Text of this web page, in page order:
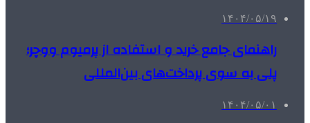
۱۴۰۴/۰۵/۱۹
راهنمای جامع خرید و استفاده از پرمیوم ووچر؛
پلی به سوی پرداخت‌های بین‌المللی
۱۴۰۴/۰۵/۰۱